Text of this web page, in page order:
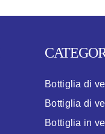
Bottiglia di
Bottiglia di
Bottiglia in